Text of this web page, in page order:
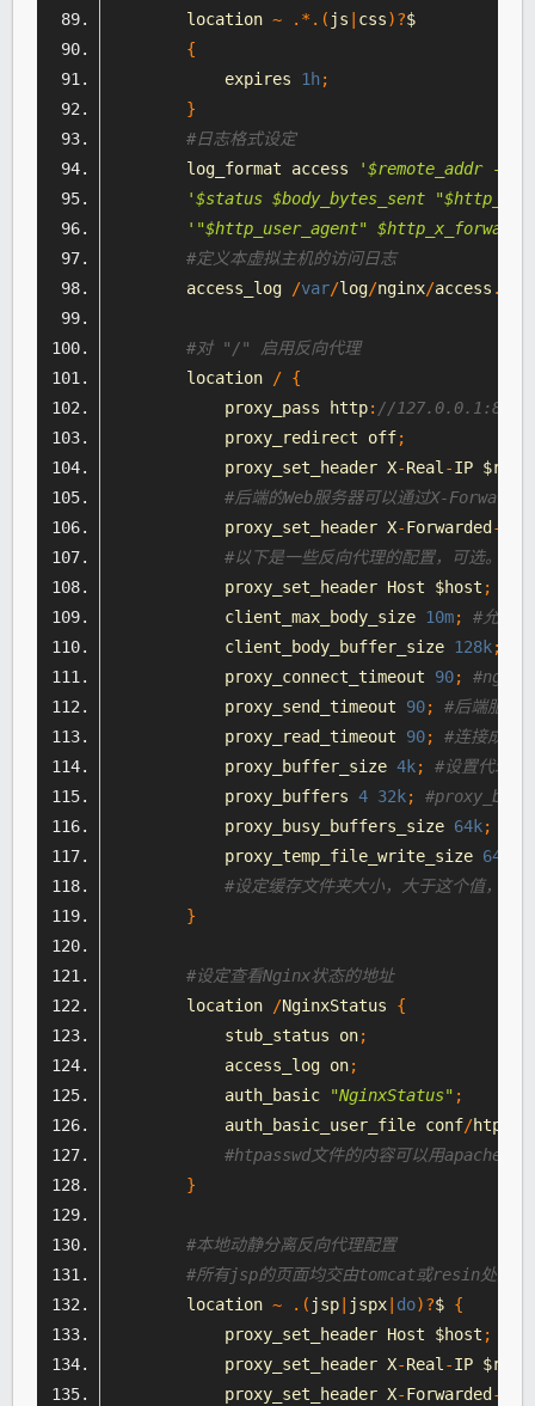
        location
~ .*.( js css)?$
{
            expires
1h;
}
#日志格式设定
        log_format access
'$remote_addr -
'$status $body_bytes_sent
'"$http_user_agent"
#定义本虚拟主机的访问日志
        access_log
/var/log/nginx/access .
#对 "/" 启用反向代理
        location
/ {
            proxy_pass http
: //127.0.0.1:88;
            proxy_redirect off
;
            proxy_set_header X
-Real -IP
#后端的Web服务器可以通过X-
            proxy_set_header X
-Forwarded -
#以下是一些反向代理的配置，可选。
            proxy_set_header
Host $host ;
            client_max_body_size
10m;
#允许
            client_body_buffer_size
128k;
            proxy_connect_timeout
90;
#nginx
            proxy_send_timeout
90;
#后端服务
            proxy_read_timeout
90;
#连接成功
            proxy_buffer_size
4k;
#设置代理服
            proxy_buffers
4 32k;
            proxy_busy_buffers_size
64k;
            proxy_temp_file_write_size
64k
#设定缓存文件夹大小，大于这个值，将
}
#设定查看Nginx状态的地址
        location
/NginxStatus
{
            stub_status on
;
            access_log on
;
            auth_basic
"NginxStatus" ;
            auth_basic_user_file conf
/
#htpasswd文件的内容可以用apache提
}
#本地动静分离反向代理配置
#所有jsp的页面均交由tomcat或resin处理
        location
~ .( jsp jspx do)?$ {
            proxy_set_header
Host $host ;
            proxy_set_header X
-Real -IP
            proxy_set_header X
-Forwarded -